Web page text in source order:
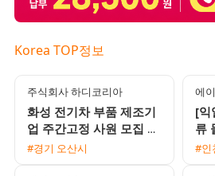
Korea TOP정보
주식회사 하디코리아
화성 전기차 부품 제조기
업 주간고정 사원 모집 초
보 및 교포 가능
#경기 오산시
에
[익
류
포
#인